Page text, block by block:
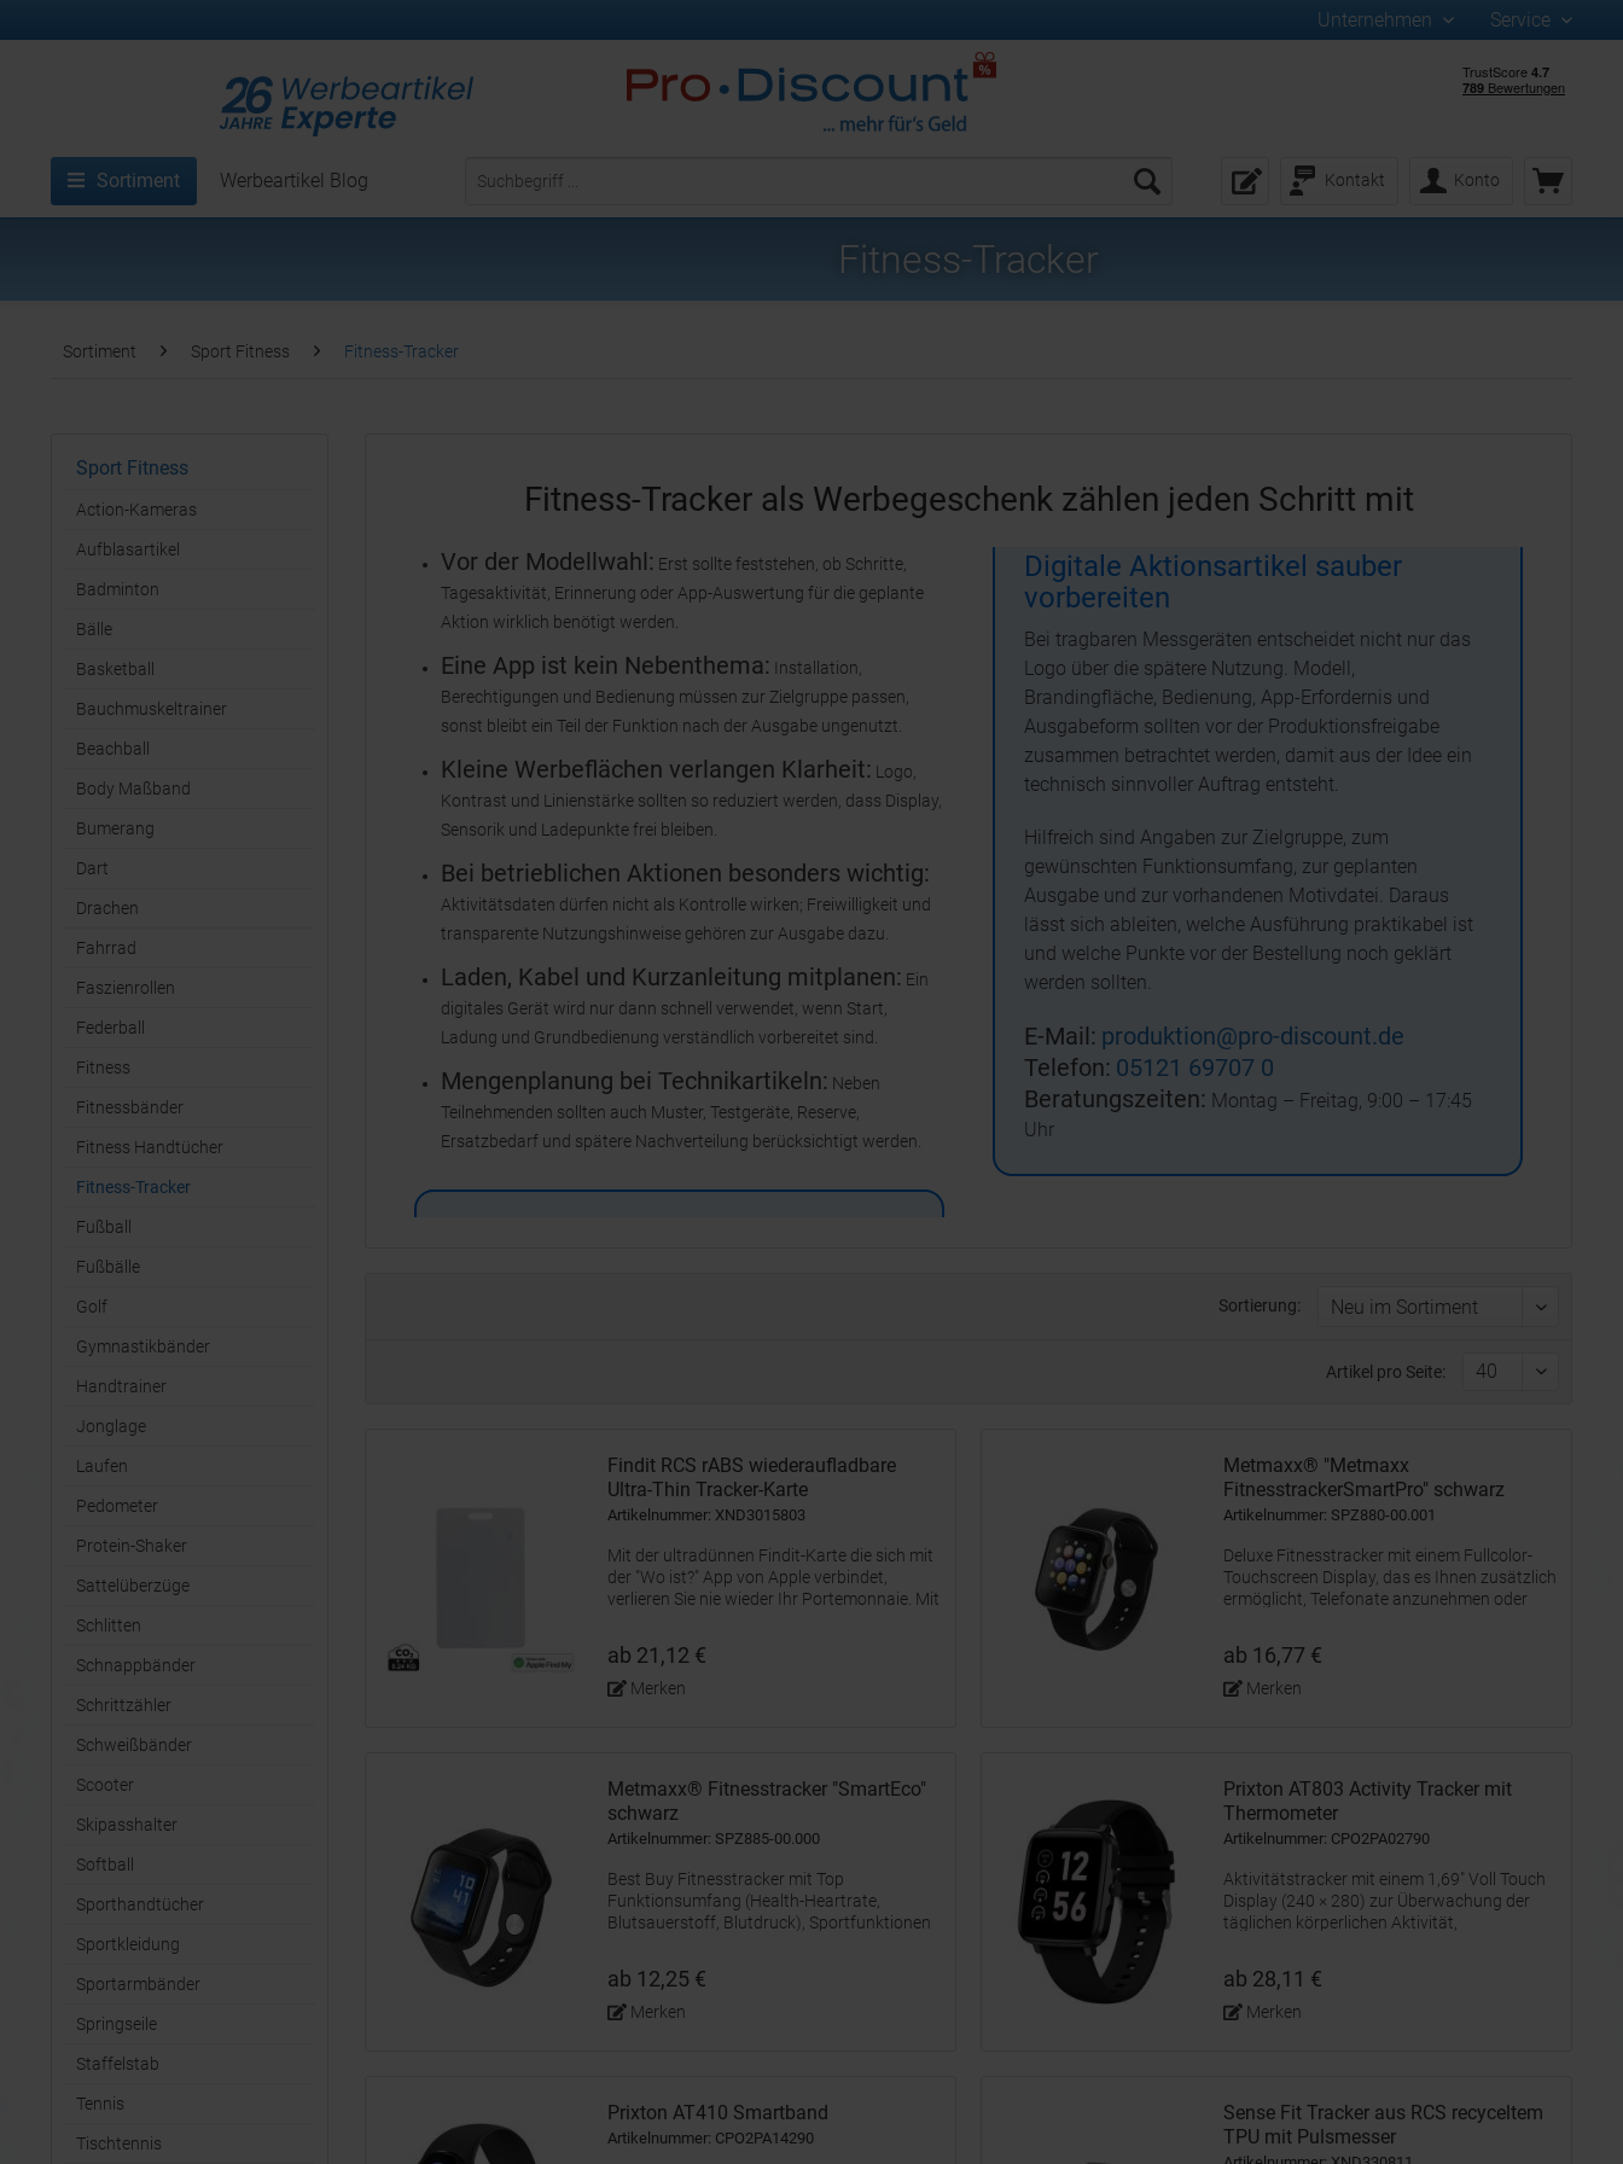
Unternehmen Service
Kontakt Konto
Sortiment Werbeartikel Blog
Fitness-Tracker
Sortiment Sport Fitness Fitness-Tracker
Sport Fitness
Action-Kameras
Aufblasartikel
Badminton
Bälle
Basketball
Bauchmuskeltrainer
Beachball
Body Maßband
Bumerang
Dart
Drachen
Fahrrad
Faszienrollen
Federball
Fitness
Fitnessbänder
Fitness Handtücher
Fitness-Tracker
Fußball
Fußbälle
Golf
Gymnastikbänder
Handtrainer
Jonglage
Laufen
Pedometer
Protein-Shaker
Sattelüberzüge
Schlitten
Schnappbänder
Schrittzähler
Schweißbänder
Scooter
Skipasshalter
Softball
Sporthandtücher
Sportkleidung
Sportarmbänder
Springseile
Staffelstab
Tennis
Tischtennis
Fitness-Tracker als Werbegeschenk zählen jeden Schritt mit
Vor der Modellwahl: Erst sollte feststehen, ob Schritte,
Tagesaktivität, Erinnerung oder App-Auswertung für die geplante
Aktion wirklich benötigt werden.
Eine App ist kein Nebenthema: Installation,
Berechtigungen und Bedienung müssen zur Zielgruppe passen,
sonst bleibt ein Teil der Funktion nach der Ausgabe ungenutzt.
Kleine Werbeflächen verlangen Klarheit: Logo,
Kontrast und Linienstärke sollten so reduziert werden, dass Display,
Sensorik und Ladepunkte frei bleiben.
Bei betrieblichen Aktionen besonders wichtig:
Aktivitätsdaten dürfen nicht als Kontrolle wirken; Freiwilligkeit und
transparente Nutzungshinweise gehören zur Ausgabe dazu.
Laden, Kabel und Kurzanleitung mitplanen: Ein
digitales Gerät wird nur dann schnell verwendet, wenn Start,
Ladung und Grundbedienung verständlich vorbereitet sind.
Mengenplanung bei Technikartikeln: Neben
Teilnehmenden sollten auch Muster, Testgeräte, Reserve,
Ersatzbedarf und spätere Nachverteilung berücksichtigt werden.
Digitale Aktionsartikel sauber
vorbereiten
Bei tragbaren Messgeräten entscheidet nicht nur das
Logo über die spätere Nutzung. Modell,
Brandingfläche, Bedienung, App-Erfordernis und
Ausgabeform sollten vor der Produktionsfreigabe
zusammen betrachtet werden, damit aus der Idee ein
technisch sinnvoller Auftrag entsteht.
Hilfreich sind Angaben zur Zielgruppe, zum
gewünschten Funktionsumfang, zur geplanten
Ausgabe und zur vorhandenen Motivdatei. Daraus
lässt sich ableiten, welche Ausführung praktikabel ist
und welche Punkte vor der Bestellung noch geklärt
werden sollten.
E-Mail: produktion@pro-discount.de
Telefon: 05121 69707 0
Beratungszeiten: Montag – Freitag, 9:00 – 17:45
Uhr
Sortierung:
Artikel pro Seite:
Findit RCS rABS wiederaufladbare
Ultra-Thin Tracker-Karte
Artikelnummer: XND3015803
Mit der ultradünnen Findit-Karte die sich mit
der "Wo ist?" App von Apple verbindet,
verlieren Sie nie wieder Ihr Portemonnaie. Mit
Benachrichtigung, wenn Sie es zurücklassen.
Selbst wenn Sie Ihr...
ab 21,12 €
Merken
Metmaxx® "Metmaxx
FitnesstrackerSmartPro" schwarz
Artikelnummer: SPZ880-00.001
Deluxe Fitnesstracker mit einem Fullcolor-
Touchscreen Display, das es Ihnen zusätzlich
ermöglicht, Telefonate anzunehmen oder
Playlist zu übernehmen ohne Ihr Smartphone
in die Hand nehmen zu...
ab 16,77 €
Merken
Metmaxx® Fitnesstracker "SmartEco"
schwarz
Artikelnummer: SPZ885-00.000
Best Buy Fitnesstracker mit Top
Funktionsumfang (Health-Heartrate,
Blutsauerstoff, Blutdruck), Sportfunktionen
uvm - sportlich IP5, Spritzwassergeschützt,
einfach wiederaufladbar (45 Minuten,...
ab 12,25 €
Merken
Prixton AT803 Activity Tracker mit
Thermometer
Artikelnummer: CPO2PA02790
Aktivitätstracker mit einem 1,69" Voll Touch
Display (240 × 280) zur Überwachung der
täglichen körperlichen Aktivität,
Strecke und verbrannter Kalorien. Verfügt
über Multisport Modi für Gehen,...
ab 28,11 €
Merken
Prixton AT410 Smartband
Artikelnummer: CPO2PA14290
Sense Fit Tracker aus RCS recyceltem
TPU mit Pulsmesser